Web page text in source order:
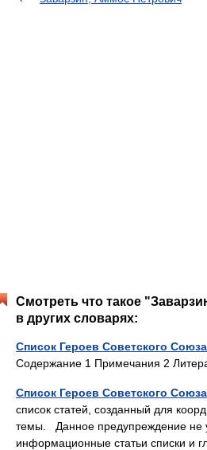
Смотреть что такое
в других словарях:
Список Героев Советского
Содержание 1 Примечания 2
Список Героев Советского
список статей, созданный для
темы. Данное предупреждение не
информационные статьи списки и